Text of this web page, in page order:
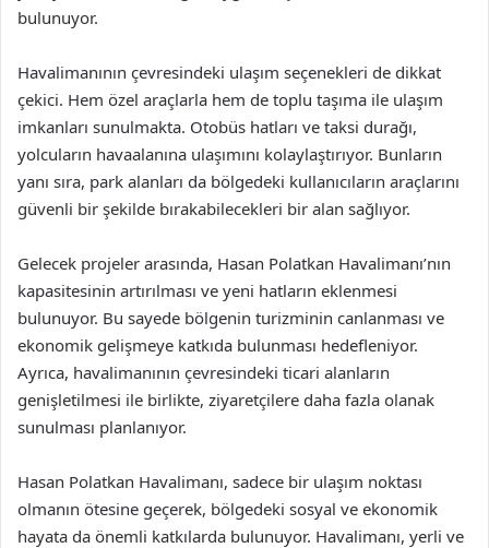
bulunuyor.
Havalimanının çevresindeki ulaşım seçenekleri de dikkat
çekici. Hem özel araçlarla hem de toplu taşıma ile ulaşım
imkanları sunulmakta. Otobüs hatları ve taksi durağı,
yolcuların havaalanına ulaşımını kolaylaştırıyor. Bunların
yanı sıra, park alanları da bölgedeki kullanıcıların araçlarını
güvenli bir şekilde bırakabilecekleri bir alan sağlıyor.
Gelecek projeler arasında, Hasan Polatkan Havalimanı’nın
kapasitesinin artırılması ve yeni hatların eklenmesi
bulunuyor. Bu sayede bölgenin turizminin canlanması ve
ekonomik gelişmeye katkıda bulunması hedefleniyor.
Ayrıca, havalimanının çevresindeki ticari alanların
genişletilmesi ile birlikte, ziyaretçilere daha fazla olanak
sunulması planlanıyor.
Hasan Polatkan Havalimanı, sadece bir ulaşım noktası
olmanın ötesine geçerek, bölgedeki sosyal ve ekonomik
hayata da önemli katkılarda bulunuyor. Havalimanı, yerli ve